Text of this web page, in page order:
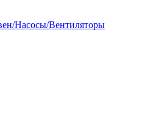
Насосы/Вентиляторы